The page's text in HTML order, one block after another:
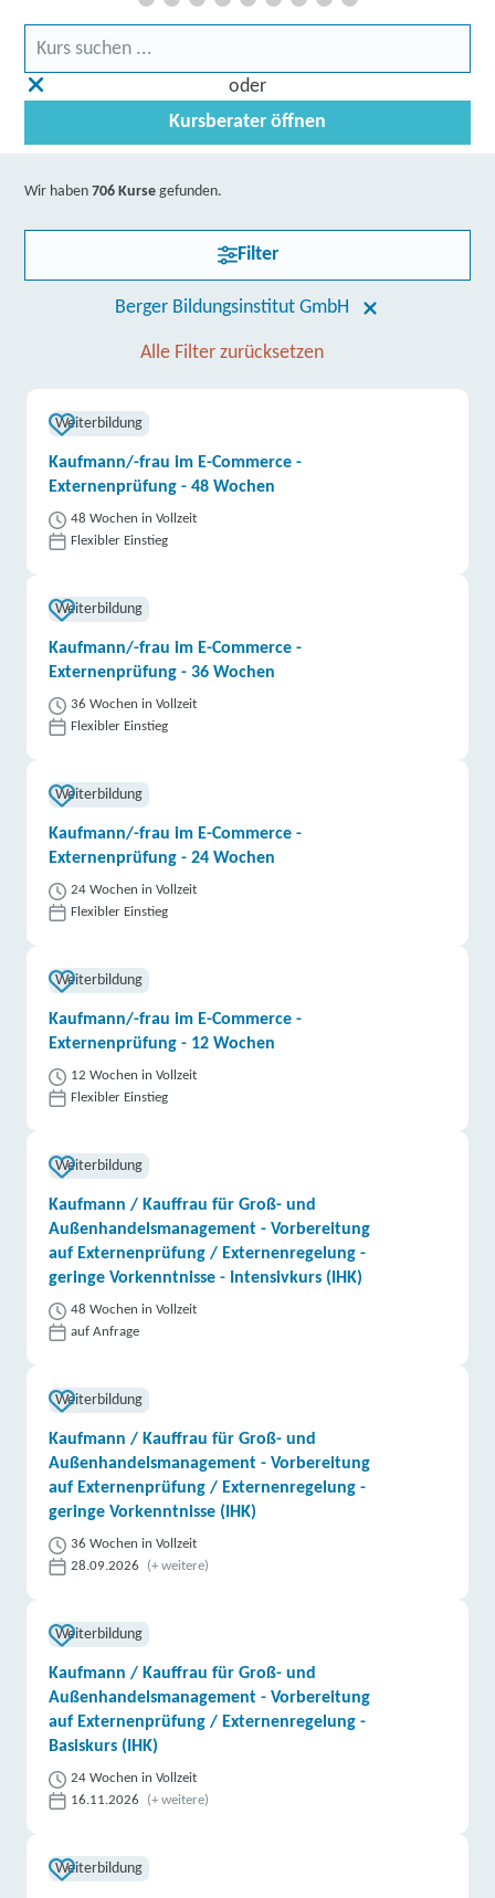
oder
Kursberater öffnen
Wir haben706 Kurse gefunden.
Filter
Berger Bildungsinstitut GmbH
Alle Filter zurücksetzen
Weiterbildung
Kaufmann/-frau im E-Commerce -
Externenprüfung - 48 Wochen
48 Wochen in Vollzeit
Flexibler Einstieg
Weiterbildung
Kaufmann/-frau im E-Commerce -
Externenprüfung - 36 Wochen
36 Wochen in Vollzeit
Flexibler Einstieg
Weiterbildung
Kaufmann/-frau im E-Commerce -
Externenprüfung - 24 Wochen
24 Wochen in Vollzeit
Flexibler Einstieg
Weiterbildung
Kaufmann/-frau im E-Commerce -
Externenprüfung - 12 Wochen
12 Wochen in Vollzeit
Flexibler Einstieg
Weiterbildung
Kaufmann / Kauffrau für Groß- und
Außenhandelsmanagement - Vorbereitung
auf Externenprüfung / Externenregelung -
geringe Vorkenntnisse - Intensivkurs (IHK)
48 Wochen in Vollzeit
auf Anfrage
Weiterbildung
Kaufmann / Kauffrau für Groß- und
Außenhandelsmanagement - Vorbereitung
auf Externenprüfung / Externenregelung -
geringe Vorkenntnisse (IHK)
36 Wochen in Vollzeit
28.09.2026
(+ weitere)
Weiterbildung
Kaufmann / Kauffrau für Groß- und
Außenhandelsmanagement - Vorbereitung
auf Externenprüfung / Externenregelung -
Basiskurs (IHK)
24 Wochen in Vollzeit
16.11.2026
(+ weitere)
Weiterbildung